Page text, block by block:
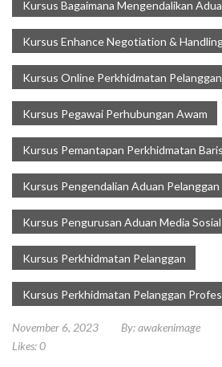
Kursus Bagaimana Mengendalikan
Kursus Enhance Negotiation &
Kursus Online Perkhidmatan Pelanggan
Kursus Pegawai Perhubungan Awam
Kursus Pemantapan Perkhidmatan
Kursus Pengendalian Aduan Pelanggan
Kursus Pengurusan Aduan Media Sosial
Kursus Perkhidmatan Pelanggan
Kursus Perkhidmatan Pelanggan
November 6, 2023 By:awakenimage
Likes:0